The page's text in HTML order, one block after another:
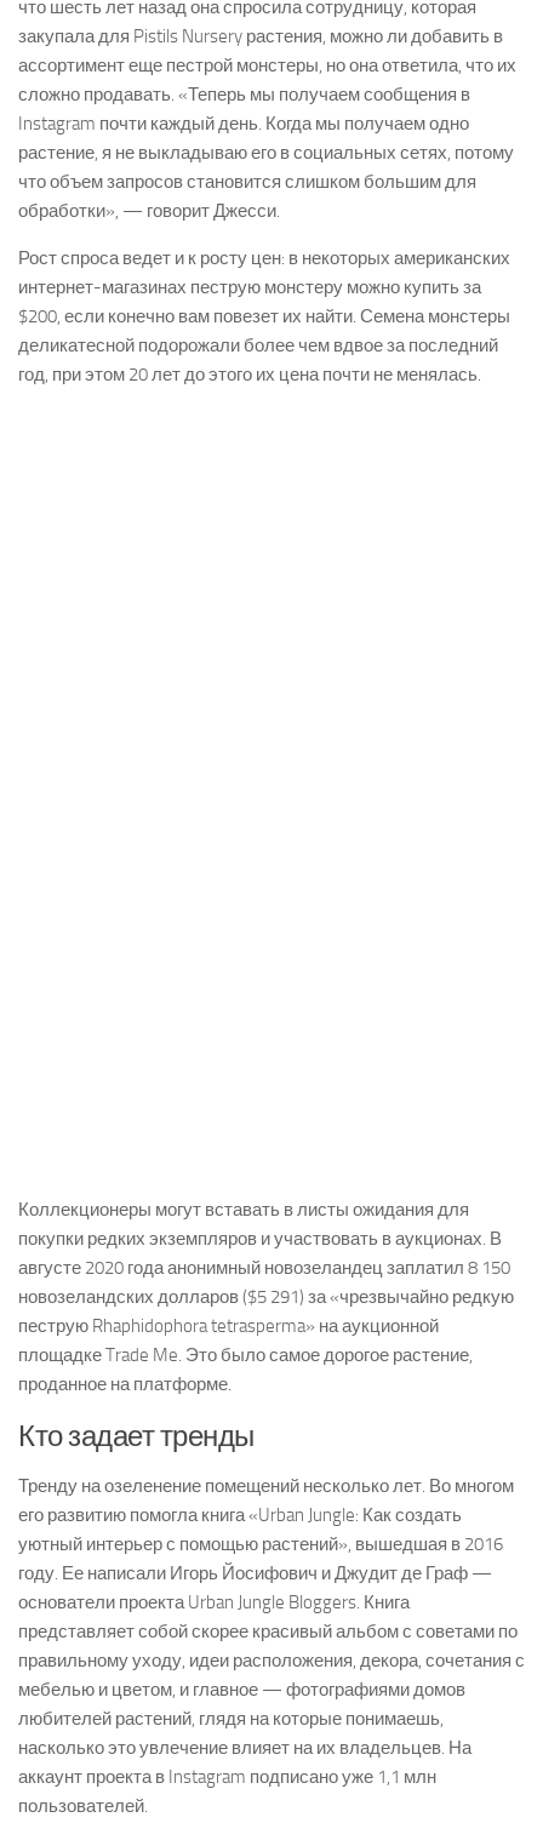
что шесть лет назад она спросила сотрудницу, которая
закупала для Pistils Nursery растения, можно ли добавить в
ассортимент еще пестрой монстеры, но она ответила, что их
сложно продавать. «Теперь мы получаем сообщения в
Instagram почти каждый день. Когда мы получаем одно
растение, я не выкладываю его в социальных сетях, потому
что объем запросов становится слишком большим для
обработки», — говорит Джесси.
Рост спроса ведет и к росту цен: в некоторых американских
интернет-магазинах пеструю монстеру можно купить за
$200, если конечно вам повезет их найти. Семена монстеры
деликатесной подорожали более чем вдвое за последний
год, при этом 20 лет до этого их цена почти не менялась.
Коллекционеры могут вставать в листы ожидания для
покупки редких экземпляров и участвовать в аукционах. В
августе 2020 года анонимный новозеландец заплатил 8 150
новозеландских долларов ($5 291) за «чрезвычайно редкую
пеструю Rhaphidophora tetrasperma» на аукционной
площадке Trade Me. Это было самое дорогое растение,
проданное на платформе.
Кто задает тренды
Тренду на озеленение помещений несколько лет. Во многом
его развитию помогла книга «Urban Jungle: Как создать
уютный интерьер с помощью растений», вышедшая в 2016
году. Ее написали Игорь Йосифович и Джудит де Граф —
основатели проекта Urban Jungle Bloggers. Книга
представляет собой скорее красивый альбом с советами по
правильному уходу, идеи расположения, декора, сочетания с
мебелью и цветом, и главное — фотографиями домов
любителей растений, глядя на которые понимаешь,
насколько это увлечение влияет на их владельцев. На
аккаунт проекта в Instagram подписано уже 1,1 млн
пользователей.